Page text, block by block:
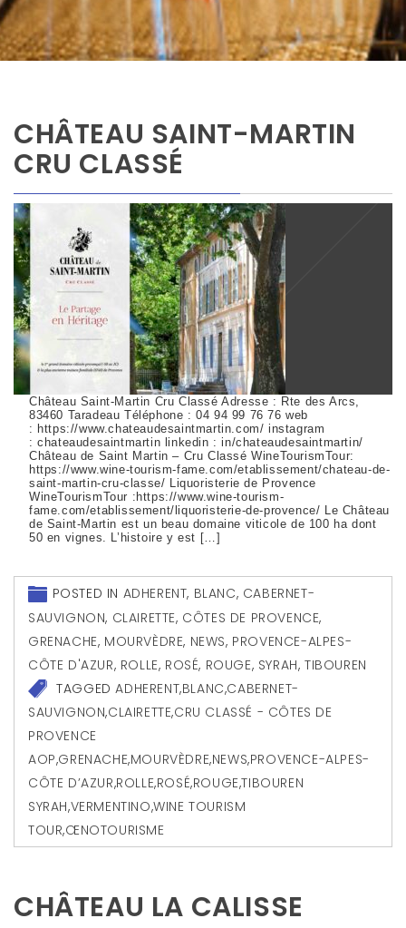
CHÂTEAU SAINT-MARTIN
CRU CLASSÉ
Château Saint-Martin Cru Classé Adresse : Rte des Arcs,
83460 Taradeau Téléphone : 04 94 99 76 76 web
: https://www.chateaudesaintmartin.com/ instagram
: chateaudesaintmartin linkedin : in/chateaudesaintmartin/
Château de Saint Martin – Cru Classé WineTourismTour:
https://www.wine-tourism-fame.com/etablissement/chateau-de-
saint-martin-cru-classe/ Liquoristerie de Provence
WineTourismTour :https://www.wine-tourism-
fame.com/etablissement/liquoristerie-de-provence/ Le Château
de Saint-Martin est un beau domaine viticole de 100 ha dont
50 en vignes. L’histoire y est […]
POSTED IN ADHERENT, BLANC, CABERNET-
SAUVIGNON, CLAIRETTE, CÔTES DE PROVENCE,
GRENACHE, MOURVÈDRE, NEWS, PROVENCE-ALPES-
CÔTE D'AZUR, ROLLE, ROSÉ, ROUGE, SYRAH,TIBOUREN
TAGGEDADHERENT,BLANC,CABERNET-
SAUVIGNON,CLAIRETTE,CRU CLASSÉ - CÔTES DE
PROVENCE
AOP,GRENACHE,MOURVÈDRE,NEWS,PROVENCE-ALPES-
CÔTE D’AZUR,ROLLE,ROSÉ,ROUGE,TIBOUREN
SYRAH,VERMENTINO,WINE TOURISM
TOUR,ŒNOTOURISME
CHÂTEAU LA CALISSE